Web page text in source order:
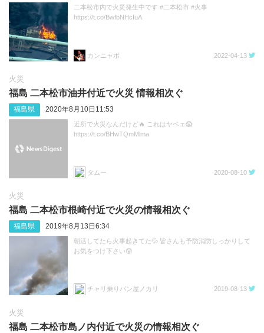
二本松市内で火災発生中です #二本松市 #火事
https://t.co/BwfbNHcIuA
カンニャボ 2022-04-13
火災
福島 二本松市油井付近で火災 情報相次ぐ
福島県 2020年8月10日11:53
近所で火災なんだけど🔥 これはヤベェ😱
https://t.co/BHwTQmMlma
タムー 2020-08-10
火災
福島 二本松市根崎付近で火災の情報相次ぐ
福島県 2019年8月13日6:34
朝活してたら火事起きてた💦 皆さんも予防消防しっかりして
お気をつけ下さい😰
チャリ乗りパン屋ノカリ 2019-08-13
火災
福島 二本松市島ノ内付近で火災の情報相次ぐ